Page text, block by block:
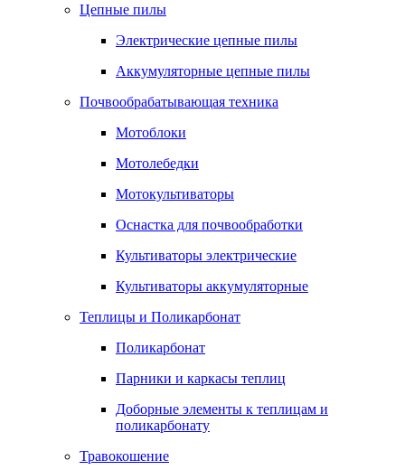
Цепные пилы
Электрические цепные пилы
Аккумуляторные цепные пилы
Почвообрабатывающая техника
Мотоблоки
Мотолебедки
Мотокультиваторы
Оснастка для почвообработки
Культиваторы электрические
Культиваторы аккумуляторные
Теплицы и Поликарбонат
Поликарбонат
Парники и каркасы теплиц
Доборные элементы к теплицам и
поликарбонату
Травокошение